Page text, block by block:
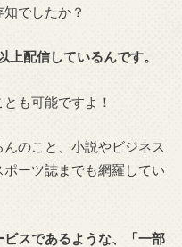
でしたか？
上配信しているんです。
も可能ですよ！
のこと、小説やビジネス
ーツ誌までも網羅してい
スであるような、「一部